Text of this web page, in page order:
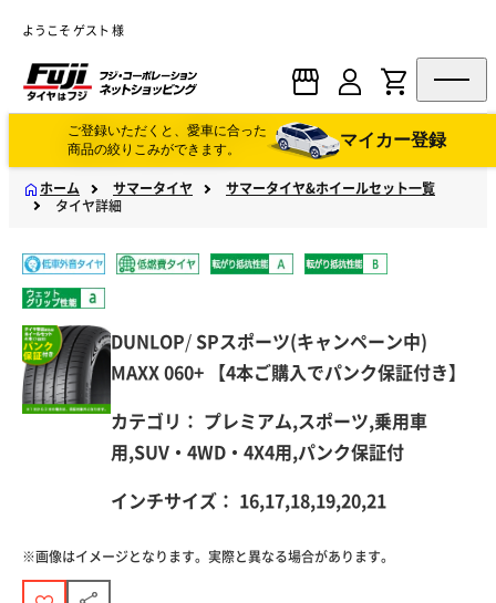
ようこそ ゲスト 様
ご登録いただくと、愛車に合った
商品の絞りこみができます。
マイカー登録
ホーム サマータイヤ
サマータイヤ&ホイールセット一覧
タイヤ詳細
DUNLOP/ SPスポーツ(キャンペーン中)
MAXX 060+ 【4本ご購入でパンク保証付き】
カテゴリ： プレミアム,スポーツ,乗用車
用,SUV・4WD・4X4用,パンク保証付
インチサイズ： 16,17,18,19,20,21
※画像はイメージとなります。実際と異なる場合があります。